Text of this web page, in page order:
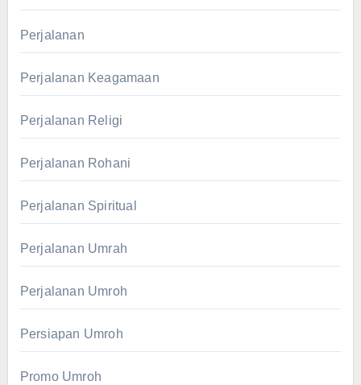
Perjalanan
Perjalanan Keagamaan
Perjalanan Religi
Perjalanan Rohani
Perjalanan Spiritual
Perjalanan Umrah
Perjalanan Umroh
Persiapan Umroh
Promo Umroh